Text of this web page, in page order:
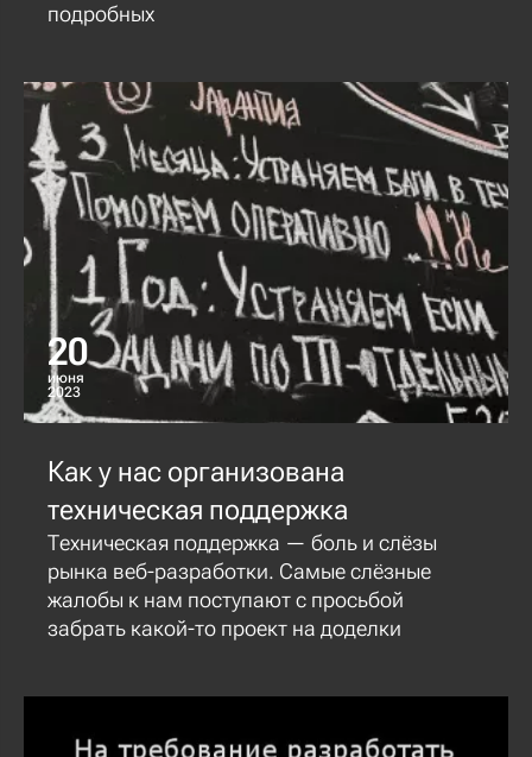
подробных
20
июня
2023
Как у нас организована
техническая поддержка
Техническая поддержка — боль и слёзы
рынка веб-разработки. Самые слёзные
жалобы к нам поступают с просьбой
забрать какой-то проект на доделки